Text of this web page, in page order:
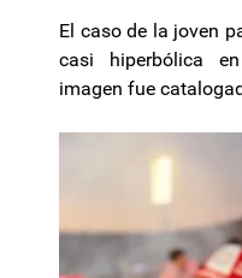
El caso de la joven
casi hiperbólica
imagen fue